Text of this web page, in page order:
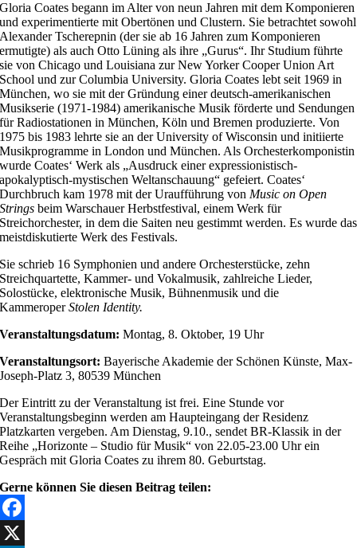
Gloria Coates begann im Alter von neun Jahren mit dem Komponieren
und experimentierte mit Obertönen und Clustern. Sie betrachtet sowohl
Alexander Tscherepnin (der sie ab 16 Jahren zum Komponieren
ermutigte) als auch Otto Lüning als ihre „Gurus“. Ihr Studium führte
sie von Chicago und Louisiana zur New Yorker Cooper Union Art
School und zur Columbia University. Gloria Coates lebt seit 1969 in
München, wo sie mit der Gründung einer deutsch-amerikanischen
Musikserie (1971-1984) amerikanische Musik förderte und Sendungen
für Radiostationen in München, Köln und Bremen produzierte. Von
1975 bis 1983 lehrte sie an der University of Wisconsin und initiierte
Musikprogramme in London und München. Als Orchesterkomponistin
wurde Coates‘ Werk als „Ausdruck einer expressionistisch-
apokalyptisch-mystischen Weltanschauung“ gefeiert. Coates‘
Durchbruch kam 1978 mit der Uraufführung von Music on Open
Strings beim Warschauer Herbstfestival, einem Werk für
Streichorchester, in dem die Saiten neu gestimmt werden. Es wurde das
meistdiskutierte Werk des Festivals.
Sie schrieb 16 Symphonien und andere Orchesterstücke, zehn
Streichquartette, Kammer- und Vokalmusik, zahlreiche Lieder,
Solostücke, elektronische Musik, Bühnenmusik und die
KammeroperStolen Identity.
Veranstaltungsdatum: Montag, 8. Oktober, 19 Uhr
Veranstaltungsort: Bayerische Akademie der Schönen Künste, Max-
Joseph-Platz 3, 80539 München
Der Eintritt zu der Veranstaltung ist frei. Eine Stunde vor
Veranstaltungsbeginn werden am Haupteingang der Residenz
Platzkarten vergeben. Am Dienstag, 9.10., sendet BR-Klassik in der
Reihe „Horizonte – Studio für Musik“ von 22.05-23.00 Uhr ein
Gespräch mit Gloria Coates zu ihrem 80. Geburtstag.
Gerne können Sie diesen Beitrag teilen:
Facebook